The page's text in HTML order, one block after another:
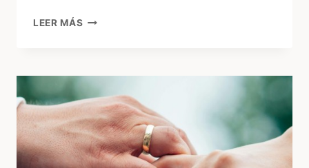
LEER MÁS ¿CONSULTAR
DE
BODA?
LA
MIRADA
DE
UNA